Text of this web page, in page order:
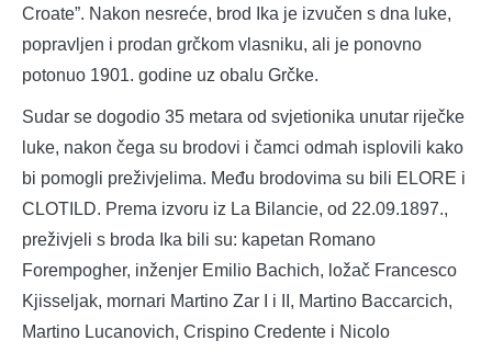
Croate”. Nakon nesreće, brod Ika je izvučen s dna luke,
popravljen i prodan grčkom vlasniku, ali je ponovno
potonuo 1901. godine uz obalu Grčke.
Sudar se dogodio 35 metara od svjetionika unutar riječke
luke, nakon čega su brodovi i čamci odmah isplovili kako
bi pomogli preživjelima. Među brodovima su bili ELORE i
CLOTILD. Prema izvoru iz La Bilancie, od 22.09.1897.,
preživjeli s broda Ika bili su: kapetan Romano
Forempogher, inženjer Emilio Bachich, ložač Francesco
Kjisseljak, mornari Martino Zar I i II, Martino Baccarcich,
Martino Lucanovich, Crispino Credente i Nicolo